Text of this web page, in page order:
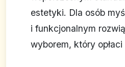
estetyki. Dla osób
i funkcjonalnym
wyborem, który opłaci